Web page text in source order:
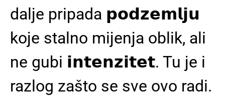
dalje pripada 𝗽𝗼𝗱𝘇𝗲𝗺𝗹𝗷𝘂
koje stalno mijenja oblik, ali
ne gubi 𝗶𝗻𝘁𝗲𝗻𝘇𝗶𝘁𝗲𝘁. Tu je i
razlog zašto se sve ovo radi.